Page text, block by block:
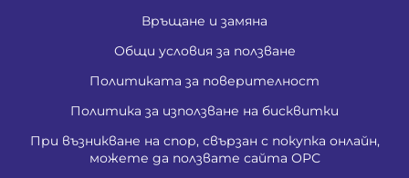
Връщане и замяна
Общи условия за ползване
Политиката за поверителност
Политика за използване на бисквитки
При възникване на спор, свързан с покупка онлайн,
можете да ползвате сайта ОРС